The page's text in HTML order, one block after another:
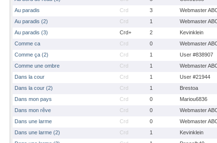
Au paradis
Crd 3
Webmaster
Au paradis (2)
Crd 1
Webmaster
Au paradis (3)
Crd+ 2
Kevinklein
Comme ca
Crd 0
Webmaster
Comme ça (2)
Crd 1
User #838907
Comme une ombre
Crd 1
Webmaster
Dans la cour
Crd 1
User #21944
Dans la cour (2)
Crd 1
Brestoa
Dans mon pays
Crd 0
Mariou6836
Dans mon rêve
Crd 0
Webmaster
Dans une larme
Crd 0
Webmaster
Dans une larme (2)
Crd 1
Kevinklein